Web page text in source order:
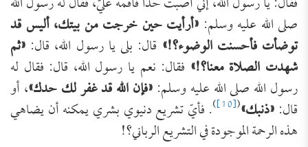
صلى الله عليه وسلم: «أرأيت حين خرجت من بيتك، أليس قد
توضأت فأحسنت الوضوء؟!» قال: بلى يا رسول الله، قال: «ثم
شهدت الصلاة معنا؟!» فقال: نعم يا رسول الله، قال: فقال له
رسول الله صلى الله عليه وسلم:«فإن الله قد غفر لك حدك»، أو
قال:«ذنبك»(
[10]
). فأيّ تشريع دنيوي بشري يمكنه أن يضاهي
هذه الرحمة الموجودة في التشريع الرباني؟!